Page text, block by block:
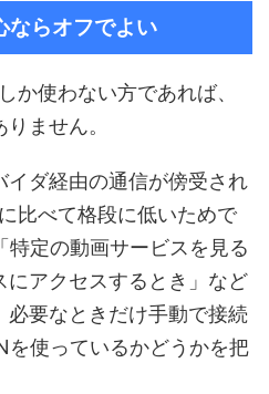
らオフでよい
か使わない方であれば、
ません。
イダ経由の通信が傍受され
比べて格段に低いためで
定の動画サービスを見る
にアクセスするとき」など
要なときだけ手動で接続
を使っているかどうかを把